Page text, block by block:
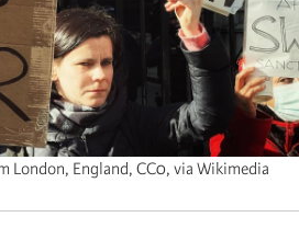
London, England, CC0, via Wikimedia